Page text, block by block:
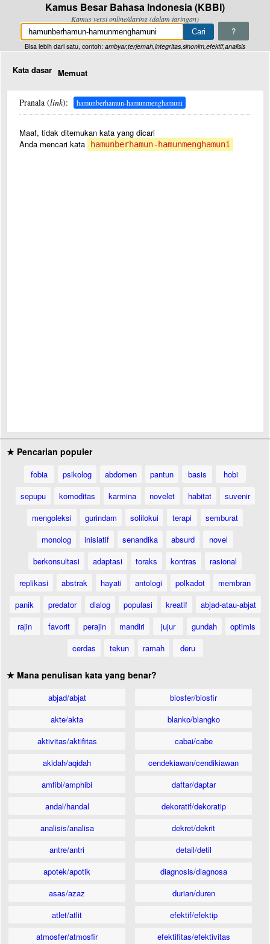
Kamus Besar Bahasa Indonesia (KBBI)
Kamus versi online/daring (dalam jaringan)
?
Bisa lebih dari satu, contoh: ambyar,terjemah,integritas,sinonim,efektif,analisis
Kata dasar Memuat
Pranala (link): hamunberhamun-hamunmenghamuni
Maaf, tidak ditemukan kata yang dicari
Anda mencari kata
hamunberhamun-hamunmenghamuni
★ Pencarian populer
fobia psikolog abdomen pantun basis
hobi
sepupu
komoditas karmina novelet habitat
suvenir
mengoleksi
gurindam solilokui terapi
semburat
monolog
inisiatif senandika absurd
novel
berkonsultasi
adaptasi toraks kontras
rasional
replikasi
abstrak hayati antologi polkadot
membran
panik
predator dialog populasi kreatif
abjad-atau-abjat
rajin
favorit perajin mandiri jujur gundah
optimis
cerdas
tekun ramah deru
★ Mana penulisan kata yang benar?
abjad/abjat
akte/akta
aktivitas/aktifitas
akidah/aqidah
amfibi/amphibi
andal/handal
analisis/analisa
antre/antri
apotek/apotik
asas/azaz
atlet/atlit
atmosfer/atmosfir
biosfer/biosfir
blanko/blangko
cabai/cabe
cendekiawan/cendikiawan
daftar/daptar
dekoratif/dekoratip
dekret/dekrit
detail/detil
diagnosis/diagnosa
durian/duren
efektif/efektip
efektifitas/efektivitas